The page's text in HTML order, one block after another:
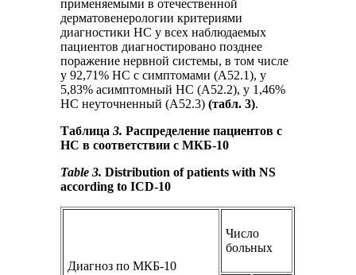
применяемыми в отечественной
дерматовенерологии критериями
диагностики НС у всех наблюдаемых
пациентов диагностировано позднее
поражение нервной системы, в том числе
у 92,71% НС с симптомами (А52.1), у
5,83% асимптомный НС (А52.2), у 1,46%
НС неуточненный (А52.3)(табл. 3).
Таблица3. Распределение пациентов с
НС в соответствии с МКБ-10
Table 3. Distribution of patients with NS
according to ICD-10
Диагноз по МКБ-10
Число
больных